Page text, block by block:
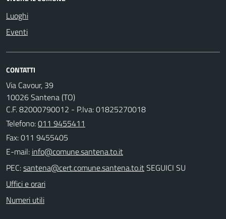
Luoghi
Eventi
CONTATTI
Via Cavour, 39
10026 Santena (TO)
C.F. 82000790012 - P.Iva: 01825270018
Telefono:011 9455411
Fax: 011 9455405
E-mail:
PEC:
SEGUICI SU
Uffici e orari
Numeri utili